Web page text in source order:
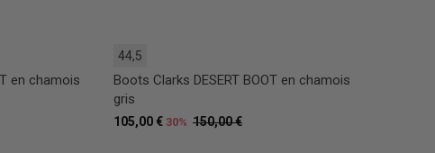
en chamois
44,5
Boots Clarks DESERT BOOT en chamois
gris
150,00 €
105,00 € 30%